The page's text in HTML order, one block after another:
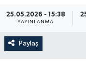
25.05.2026 - 15:38
YAYINLANMA
Paylaş